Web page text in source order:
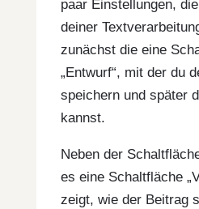
paar Einstellungen,
deiner
zunächst die eine
„Entwurf“, mit der du
speichern und später
kannst.
Neben der
es eine Schaltfläche
zeigt, wie der Beitrag